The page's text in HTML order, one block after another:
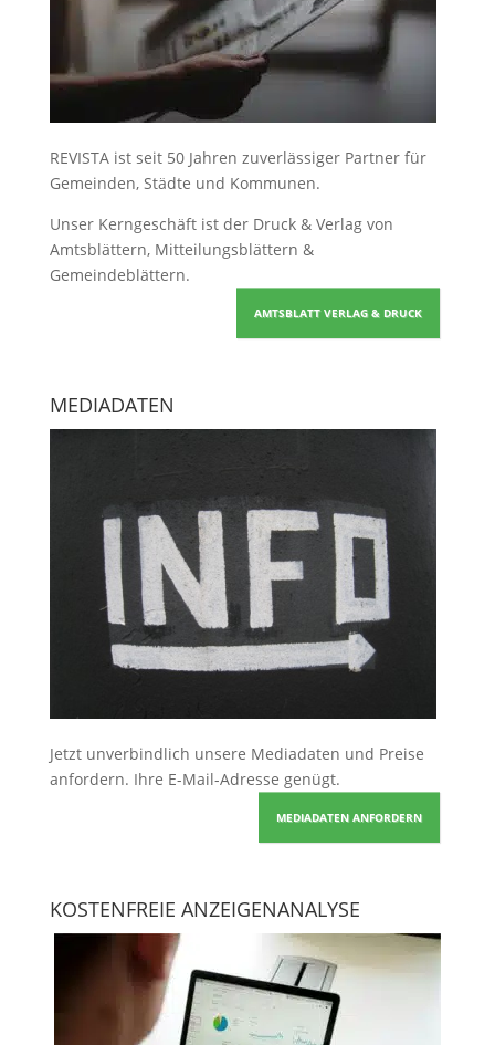
REVISTA ist seit 50 Jahren zuverlässiger Partner für
Gemeinden, Städte und Kommunen.
Unser Kerngeschäft ist der Druck & Verlag von
Amtsblättern, Mitteilungsblättern &
Gemeindeblättern.
AMTSBLATT VERLAG & DRUCK
MEDIADATEN
Jetzt unverbindlich unsere Mediadaten und Preise
anfordern. Ihre E-Mail-Adresse genügt.
MEDIADATEN ANFORDERN
KOSTENFREIE ANZEIGENANALYSE